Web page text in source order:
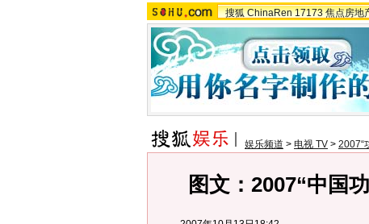
搜狐 ChinaRen 17173 焦点房地
娱乐频道 > 电视 TV > 2007“
图文：2007“中国